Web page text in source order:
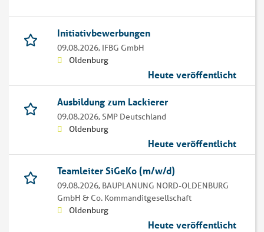
Initiativbewerbungen
09.08.2026, IFBG GmbH
Oldenburg
Heute veröffentlicht
Ausbildung zum Lackierer
09.08.2026,SMP Deutschland
Oldenburg
Heute veröffentlicht
Teamleiter SiGeKo (m/w/d)
09.08.2026, BAUPLANUNG NORD-OLDENBURG
GmbH & Co. Kommanditgesellschaft
Oldenburg
Heute veröffentlicht